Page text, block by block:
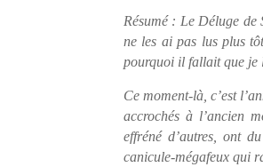
Résumé : Le Déluge
ne les ai pas lus plus
pourquoi il fallait que je
Ce moment-là, c’est
accrochés à l’ancien
effréné d’autres, ont
canicule-mégafeux qui